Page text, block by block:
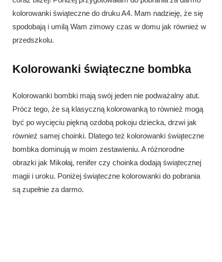
kolorowanki świąteczne do druku A4. Mam nadzieję, że się
spodobają i umilą Wam zimowy czas w domu jak również w
przedszkolu.
Kolorowanki świąteczne bombka
Kolorowanki bombki mają swój jeden nie podważalny atut.
Prócz tego, że są klasyczną kolorowanką to również mogą
być po wycięciu piękną ozdobą pokoju dziecka, drzwi jak
również samej choinki. Dlatego też kolorowanki świąteczne
bombka dominują w moim zestawieniu. A różnorodne
obrazki jak Mikołaj, renifer czy choinka dodają świątecznej
magii i uroku. Poniżej świąteczne kolorowanki do pobrania
są zupełnie za darmo.